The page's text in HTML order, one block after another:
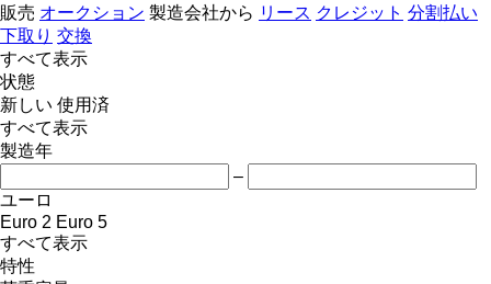
販売 オークション 製造会社から リース クレジット 分割払い
下取り 交換
すべて表示
状態
新しい 使用済
すべて表示
製造年
–
ユーロ
Euro 2 Euro 5
すべて表示
特性